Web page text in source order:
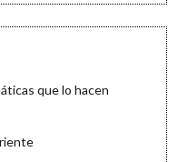
que lo hacen